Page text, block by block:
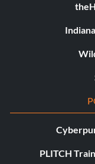
PLITCH